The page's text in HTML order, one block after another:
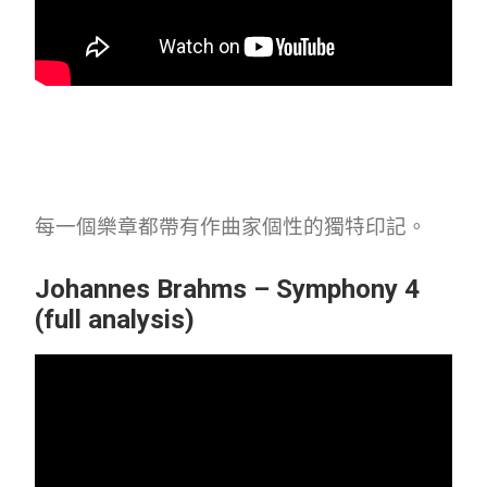
每一個樂章都帶有作曲家個性的獨特印記。
Johannes Brahms – Symphony 4
(full analysis)